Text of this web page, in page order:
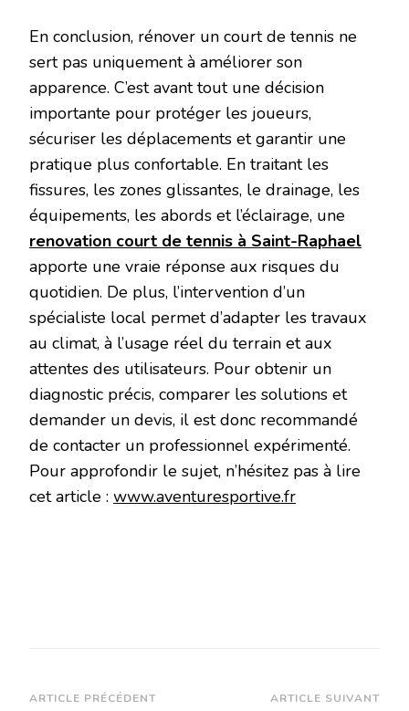
En conclusion, rénover un court de tennis ne
sert pas uniquement à améliorer son
apparence. C’est avant tout une décision
importante pour protéger les joueurs,
sécuriser les déplacements et garantir une
pratique plus confortable. En traitant les
fissures, les zones glissantes, le drainage, les
équipements, les abords et l’éclairage, une
renovation court de tennis à Saint-Raphael
apporte une vraie réponse aux risques du
quotidien. De plus, l’intervention d’un
spécialiste local permet d’adapter les travaux
au climat, à l’usage réel du terrain et aux
attentes des utilisateurs. Pour obtenir un
diagnostic précis, comparer les solutions et
demander un devis, il est donc recommandé
de contacter un professionnel expérimenté.
Pour approfondir le sujet, n’hésitez pas à lire
cet article : www.aventuresportive.fr
ARTICLE PRÉCÉDENT ARTICLE SUIVANT